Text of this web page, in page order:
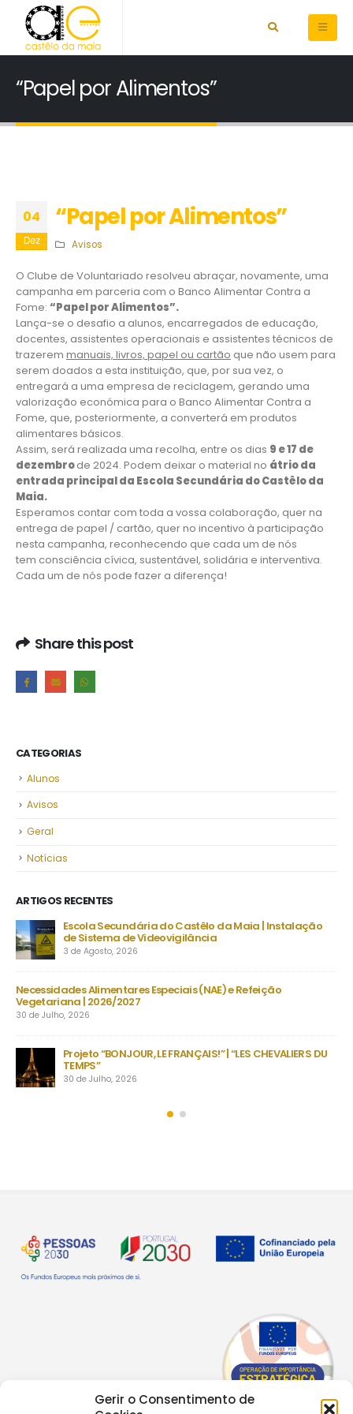
Gerir o Consentimento de
“Papel por Alimentos”
04
Dez
“Papel por Alimentos”
Avisos
O Clube de Voluntariado resolveu abraçar, novamente, uma
campanha em parceria com o Banco Alimentar Contra a
Fome: “Papel por Alimentos”.
Lança-se o desafio a alunos, encarregados de educação,
docentes, assistentes operacionais e assistentes técnicos de
trazerem manuais, livros, papel ou cartão que não usem para
serem doados a esta instituição, que, por sua vez, o
entregará a uma empresa de reciclagem, gerando uma
valorização económica para o Banco Alimentar Contra a
Fome, que, posteriormente, a converterá em produtos
alimentares básicos.
Assim, será realizada uma recolha, entre os dias 9 e 17 de
dezembrode 2024. Podem deixar o material no átrio da
entrada principal da Escola Secundária do Castêlo da
Maia.
Esperamos contar com toda a vossa colaboração, quer na
entrega de papel / cartão, quer no incentivo à participação
nesta campanha, reconhecendo que cada um de nós
tem consciência cívica, sustentável, solidária e interventiva.
Cada um de nós pode fazer a diferença!
Share this post
CATEGORIAS
Alunos
Avisos
Geral
Notícias
ARTIGOS RECENTES
Escola Secundária do Castêlo da Maia | Instalação
de Sistema de Videovigilância
3 de Agosto, 2026
Necessidades Alimentares Especiais (NAE) e Refeição
Vegetariana | 2026/2027
30 de Julho, 2026
Projeto “BONJOUR, LE FRANÇAIS!” | “LES CHEVALIERS DU
TEMPS”
30 de Julho, 2026